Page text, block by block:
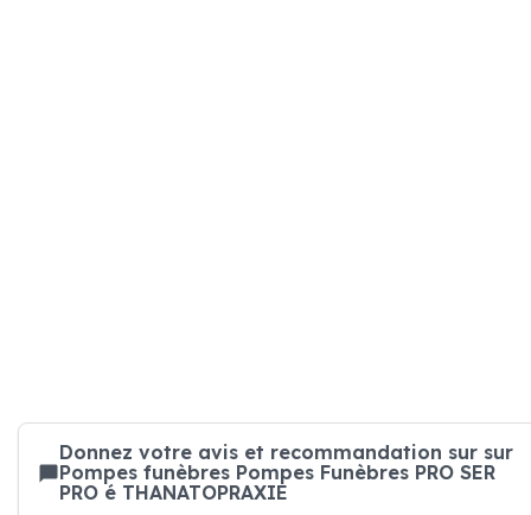
Donnez votre avis et recommandation sur sur
Pompes funèbres Pompes Funèbres PRO SER
PRO é THANATOPRAXIE